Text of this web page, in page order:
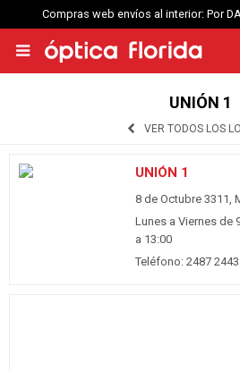
Compras web envíos al interior: Por

UNIÓN 1
VER TODOS LOS
UNIÓN 1
8 de Octubre 3311,
Lunes a Viernes de
a 13:00
Teléfono: 2487 2443